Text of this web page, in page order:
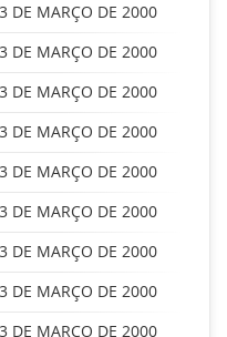
DE MARÇO DE 2000
DE MARÇO DE 2000
DE MARÇO DE 2000
DE MARÇO DE 2000
DE MARÇO DE 2000
DE MARÇO DE 2000
DE MARÇO DE 2000
DE MARÇO DE 2000
DE MARÇO DE 2000